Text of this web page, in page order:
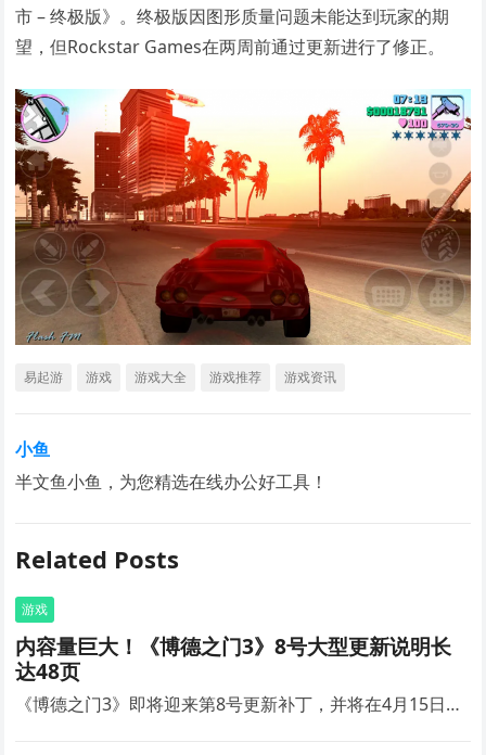
市 – 终极版》。终极版因图形质量问题未能达到玩家的期
望，但Rockstar Games在两周前通过更新进行了修正。
易起游 游戏 游戏大全 游戏推荐 游戏资讯
小鱼
半文鱼小鱼，为您精选在线办公好工具！
Related Posts
游戏
内容量巨大！《博德之门3》8号大型更新说明长
达48页
《博德之门3》即将迎来第8号更新补丁，并将在4月15日…